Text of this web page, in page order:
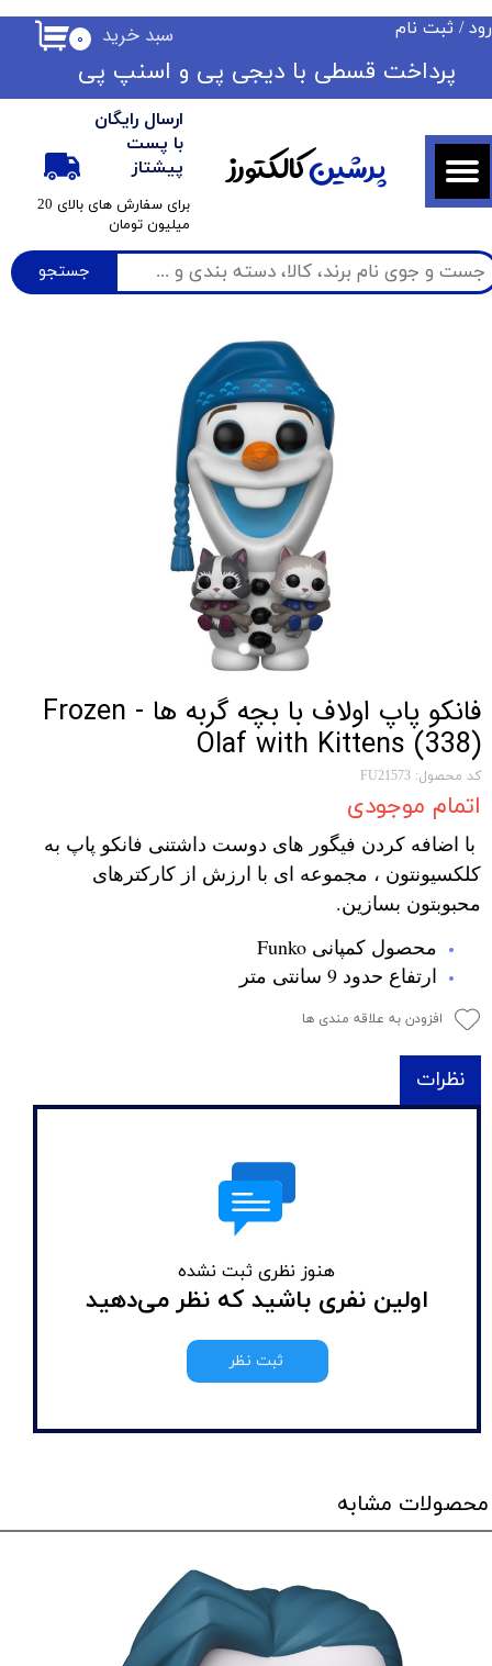
جستجو
ارسال رایگان
با پست
پیشتاز
​برای سفارش های بالای 20
میلیون تومان
۰ سبد خرید / ثبت نام
حساب کاربری من
تغییر گذر واژه
سفارشات
خروج از حساب کاربری
​​پرداخت قسطی با دیجی پی ​​​​​​​و اسنپ پی
پرشینکالکتورز
فانکو پاپ اولاف با بچه گربه ها Frozen -
Olaf with Kittens (338)
کد محصول: FU21573
اتمام موجودی
با اضافه کردن فیگور های دوست داشتنی فانکو پاپ به
کلکسیونتون ، مجموعه ای با ارزش از کارکترهای
محبوبتون بسازین.
محصول کمپانی Funko
ارتفاع حدود 9 سانتی متر
افزودن به علاقه مندی ها
نظرات
هنوز نظری ثبت نشده
اولین نفری باشید که نظر می‌دهید
ثبت نظر
محصولات مشابه